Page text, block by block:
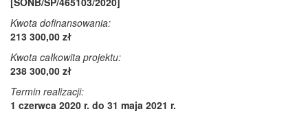
Kwota dofinansowania:
213 300,00 zł
Kwota całkowita projektu:
238 300,00 zł
Termin realizacji:
1 czerwca 2020 r. do 31 maja 2021 r.